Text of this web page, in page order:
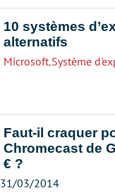
10 systèmes
alternatifs
Microsoft,Système
Faut-il craquer
Chromecast de
€ ?
31/03/2014